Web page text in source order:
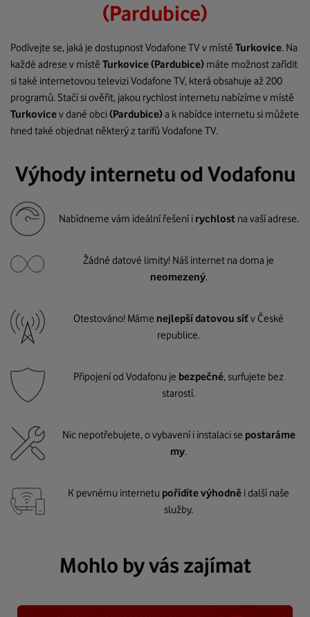
(Pardubice)
Podívejte se, jaká je dostupnost Vodafone TV v místě Turkovice. Na
každé adrese v místě Turkovice(Pardubice) máte možnost zařídit
si také internetovou televizi Vodafone TV, která obsahuje až 200
programů. Stačí si ověřit, jakou rychlost internetu nabízíme v místě
Turkovicev dané obci(Pardubice)a k nabídce internetu si můžete
hned také objednat některý z tarifů Vodafone TV.
Výhody internetu od Vodafonu
Nabídneme vám ideální řešení i rychlost na vaší adrese.
Žádné datové limity! Náš internet na doma je
neomezený.
Otestováno! Máme nejlepší datovou síťv České
republice.
Připojení od Vodafonu je bezpečné, surfujete bez
starostí.
Nic nepotřebujete, o vybavení i instalaci se postaráme
my.
K pevnému internetu pořídíte výhodně i další naše
služby.
Mohlo by vás zajímat